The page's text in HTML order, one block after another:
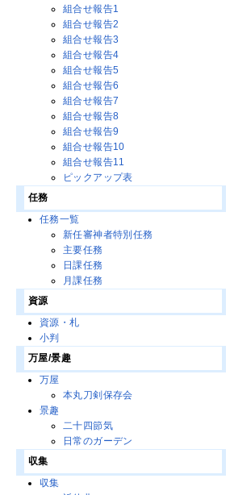
組合せ報告1
組合せ報告2
組合せ報告3
組合せ報告4
組合せ報告5
組合せ報告6
組合せ報告7
組合せ報告8
組合せ報告9
組合せ報告10
組合せ報告11
ピックアップ表
任務
任務一覧
新任審神者特別任務
主要任務
日課任務
月課任務
資源
資源・札
小判
万屋/景趣
万屋
本丸刀剣保存会
景趣
二十四節気
日常のガーデン
収集
収集